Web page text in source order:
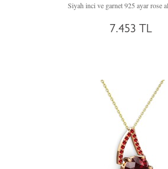
7.453 TL